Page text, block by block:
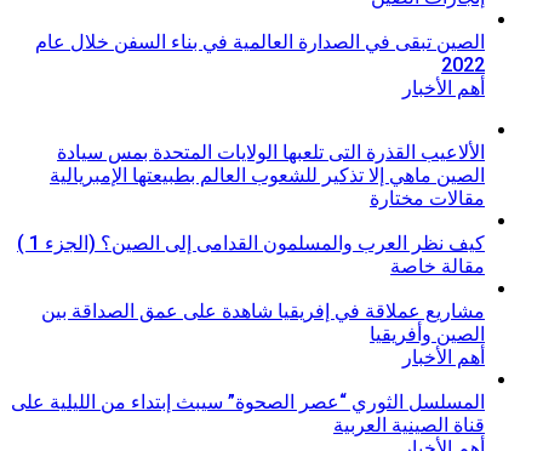
الصين تبقى في الصدارة العالمية في بناء السفن خلال عام
2022
أهم الأخبار
الألاعيب القذرة التى تلعبها الولايات المتحدة بمس سيادة
الصين ماهي إلا تذكير للشعوب العالم بطبيعتها الإمبريالية
مقالات مختارة
كيف نظر العرب والمسلمون القدامى إلى الصين؟ (الجزء 1 )
مقالة خاصة
مشاريع عملاقة في إفريقيا شاهدة على عمق الصداقة بين
الصين وأفريقيا
أهم الأخبار
المسلسل الثوري “عصر الصحوة” سيبث إبتداء من الليلية على
قناة الصينية العربية